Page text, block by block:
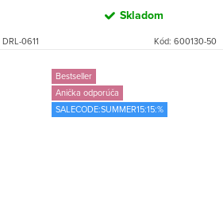
DRL-0611
Skladom
Kód: 600130-50
Bestseller
Anička odporúča
SALECODE:SUMMER15:15:%